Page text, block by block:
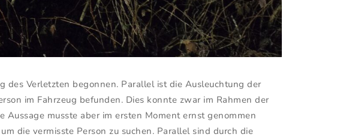
des Verletzten begonnen. Parallel ist die Ausleuchtung der
im Fahrzeug befunden. Dies konnte zwar im Rahmen der
musste aber im ersten Moment ernst genommen
die vermisste Person zu suchen. Parallel sind durch die